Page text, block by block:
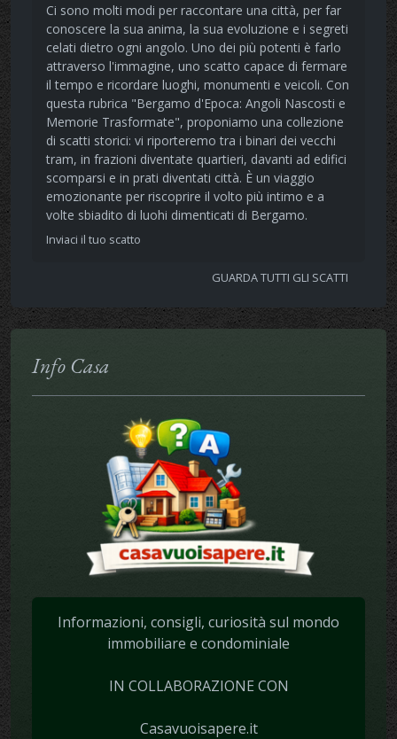
Ci sono molti modi per raccontare una città, per far
conoscere la sua anima, la sua evoluzione e i segreti
celati dietro ogni angolo. Uno dei più potenti è farlo
attraverso l'immagine, uno scatto capace di fermare
il tempo e ricordare luoghi, monumenti e veicoli. Con
questa rubrica "Bergamo d'Epoca: Angoli Nascosti e
Memorie Trasformate", proponiamo una collezione
di scatti storici: vi riporteremo tra i binari dei vecchi
tram, in frazioni diventate quartieri, davanti ad edifici
scomparsi e in prati diventati città. È un viaggio
emozionante per riscoprire il volto più intimo e a
volte sbiadito di luohi dimenticati di Bergamo.
Inviaci il tuo scatto
GUARDA TUTTI GLI SCATTI
Info Casa
Informazioni, consigli, curiosità sul mondo
immobiliare e condominiale
IN COLLABORAZIONE CON
Casavuoisapere.it